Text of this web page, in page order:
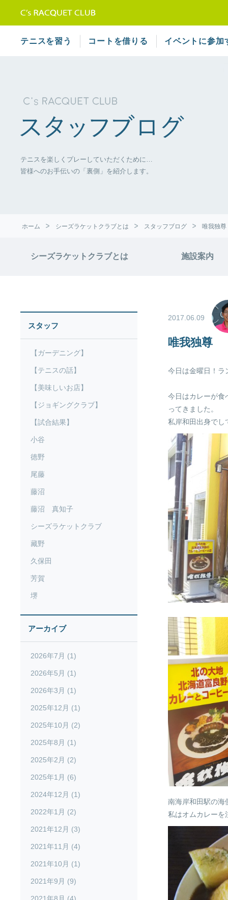
テニスを習う コートを借りる イベントに参加
テニスを楽しくプレーしていただくために…
皆様へのお手伝いの「裏側」を紹介します。
ホーム シーズラケットクラブとは スタッフブログ 唯我独
シーズラケットクラブとは 施設案内
2017.06.09
唯我独尊
今日は金曜日！
今日はカレーが食
ってきました。
私岸和田出身でし
南海岸和田駅の海
私はオムカレーを
スタッフ
【ガーデニング】
【テニスの話】
【美味しいお店】
【ジョギングクラブ】
【試合結果】
小谷
徳野
尾藤
藤沼
藤沼 真知子
シーズラケットクラブ
藏野
久保田
芳賀
堺
アーカイブ
2026年7月 (1)
2026年5月 (1)
2026年3月 (1)
2025年12月 (1)
2025年10月 (2)
2025年8月 (1)
2025年2月 (2)
2025年1月 (6)
2024年12月 (1)
2022年1月 (2)
2021年12月 (3)
2021年11月 (4)
2021年10月 (1)
2021年9月 (9)